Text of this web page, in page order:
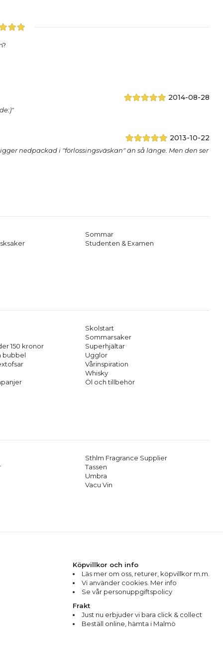
2014-08-28
2013-10-22
nedpackad i "förlossingsväskan" än så länge. Men den ser
Sommar
Studenten & Examen
150 kronor
bubbel
Skolstart
Sommarsaker
Superhjältar
Ugglor
Vårinspiration
Whisky
Öl och tillbehör
Sthlm Fragrance Supplier
Tassen
Umbra
Vacu Vin
Köpvillkor och info
Läs mer om oss returer köpvillkor m.m.
Vi använder cookies. Mer info
Se vår personuppgiftspolicy
Frakt
Just nu erbjuder vi bara click & collect
Beställ online, hämta i Malmö